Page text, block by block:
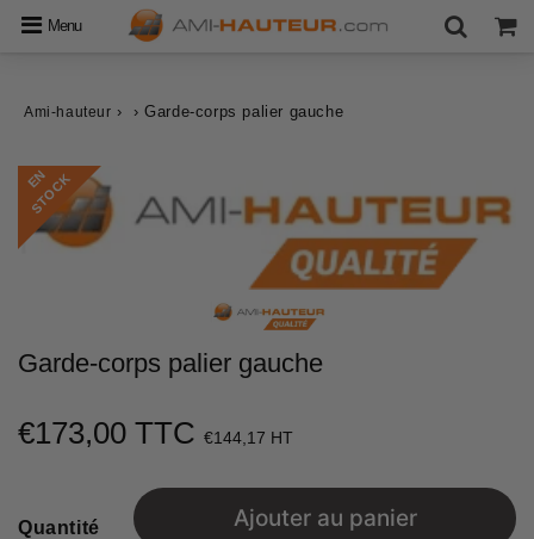
Menu
Ami-hauteur › › Garde-corps palier gauche
E
N
S
T
O
C
K
Garde-corps palier gauche
€173,00 TTC €144,17 HT
Quantité Ajouter au panier